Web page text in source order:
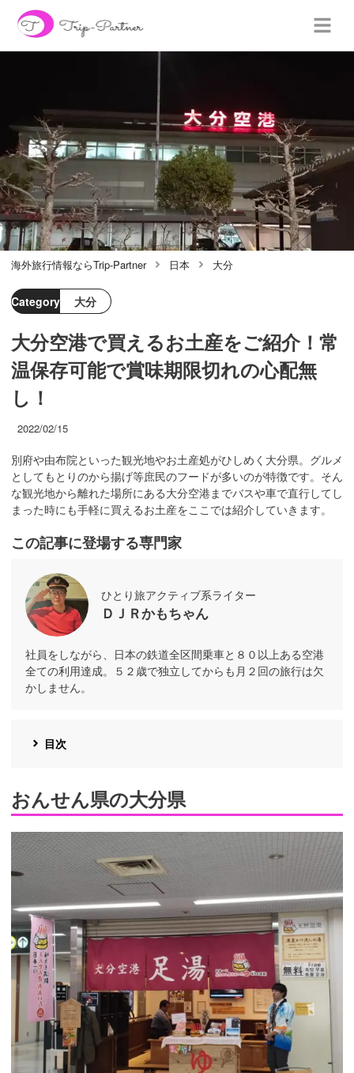
海外旅行情報ならTrip-Partner 日本 大分
Category 大分
大分空港で買えるお土産をご紹介！常
温保存可能で賞味期限切れの心配無
し！
2022/02/15
別府や由布院といった観光地やお土産処がひしめく大分県。グルメ
としてもとりのから揚げ等庶民のフードが多いのが特徴です。そん
な観光地から離れた場所にある大分空港までバスや車で直行してし
まった時にも手軽に買えるお土産をここでは紹介していきます。
この記事に登場する専門家
ひとり旅アクティブ系ライター
ＤＪＲかもちゃん
社員をしながら、日本の鉄道全区間乗車と８０以上ある空港
全ての利用達成。５２歳で独立してからも月２回の旅行は欠
かしません。
目次
おんせん県の大分県